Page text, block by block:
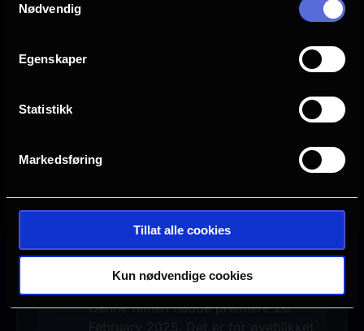
Nødvendig
Egenskaper
Statistikk
Markedsføring
Tillat alle cookies
Kun nødvendige cookies
Se galleri
Ingen visninger i
Denne filmen hadde premiere 20.